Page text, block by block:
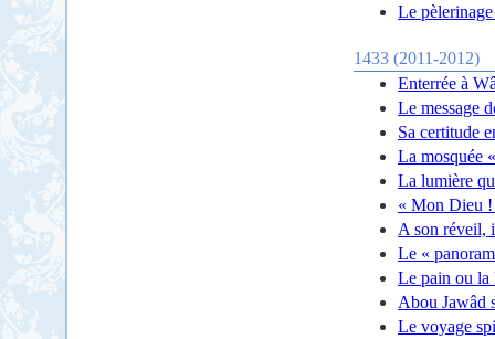
Le
1433 (2011-2012)
Enterrée à
Le message
Sa certitude
La mosquée
La lumière
« Mon Dieu !
A son réveil,
Le «
Le pain ou la
Abou Jawâd
Le voyage